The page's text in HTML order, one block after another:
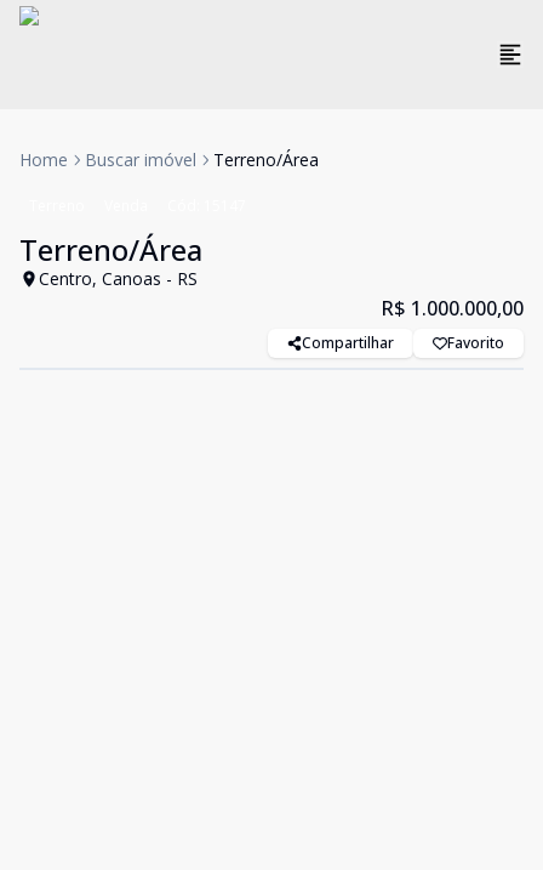
Home Buscar imóvel Terreno/Área
Terreno/Área
Centro, Canoas - RS
R$ 1.000.000,00
Compartilhar Favorito